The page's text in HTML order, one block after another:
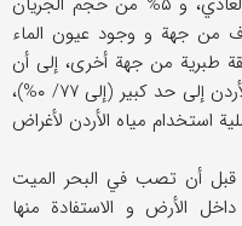
من جهة و وجود عیون الماء
طبریة من جهة أخری، إلی أن
تزداد کمیة الأملاح المذابة في میاه نهر الأردن إلی حد کبیر (إلی ۷۷/ ۰%)،
استخدام میاه الأردن لأغراض
قبل أن تصب في البحر المیت
الأرض و الاستفادة منها